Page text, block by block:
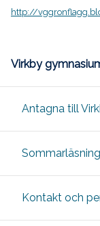
http://
Virkby
Antagna till
Kontakt och